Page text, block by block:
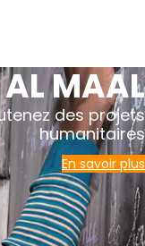
MAAL
des projets
humanitaires
En savoir plus